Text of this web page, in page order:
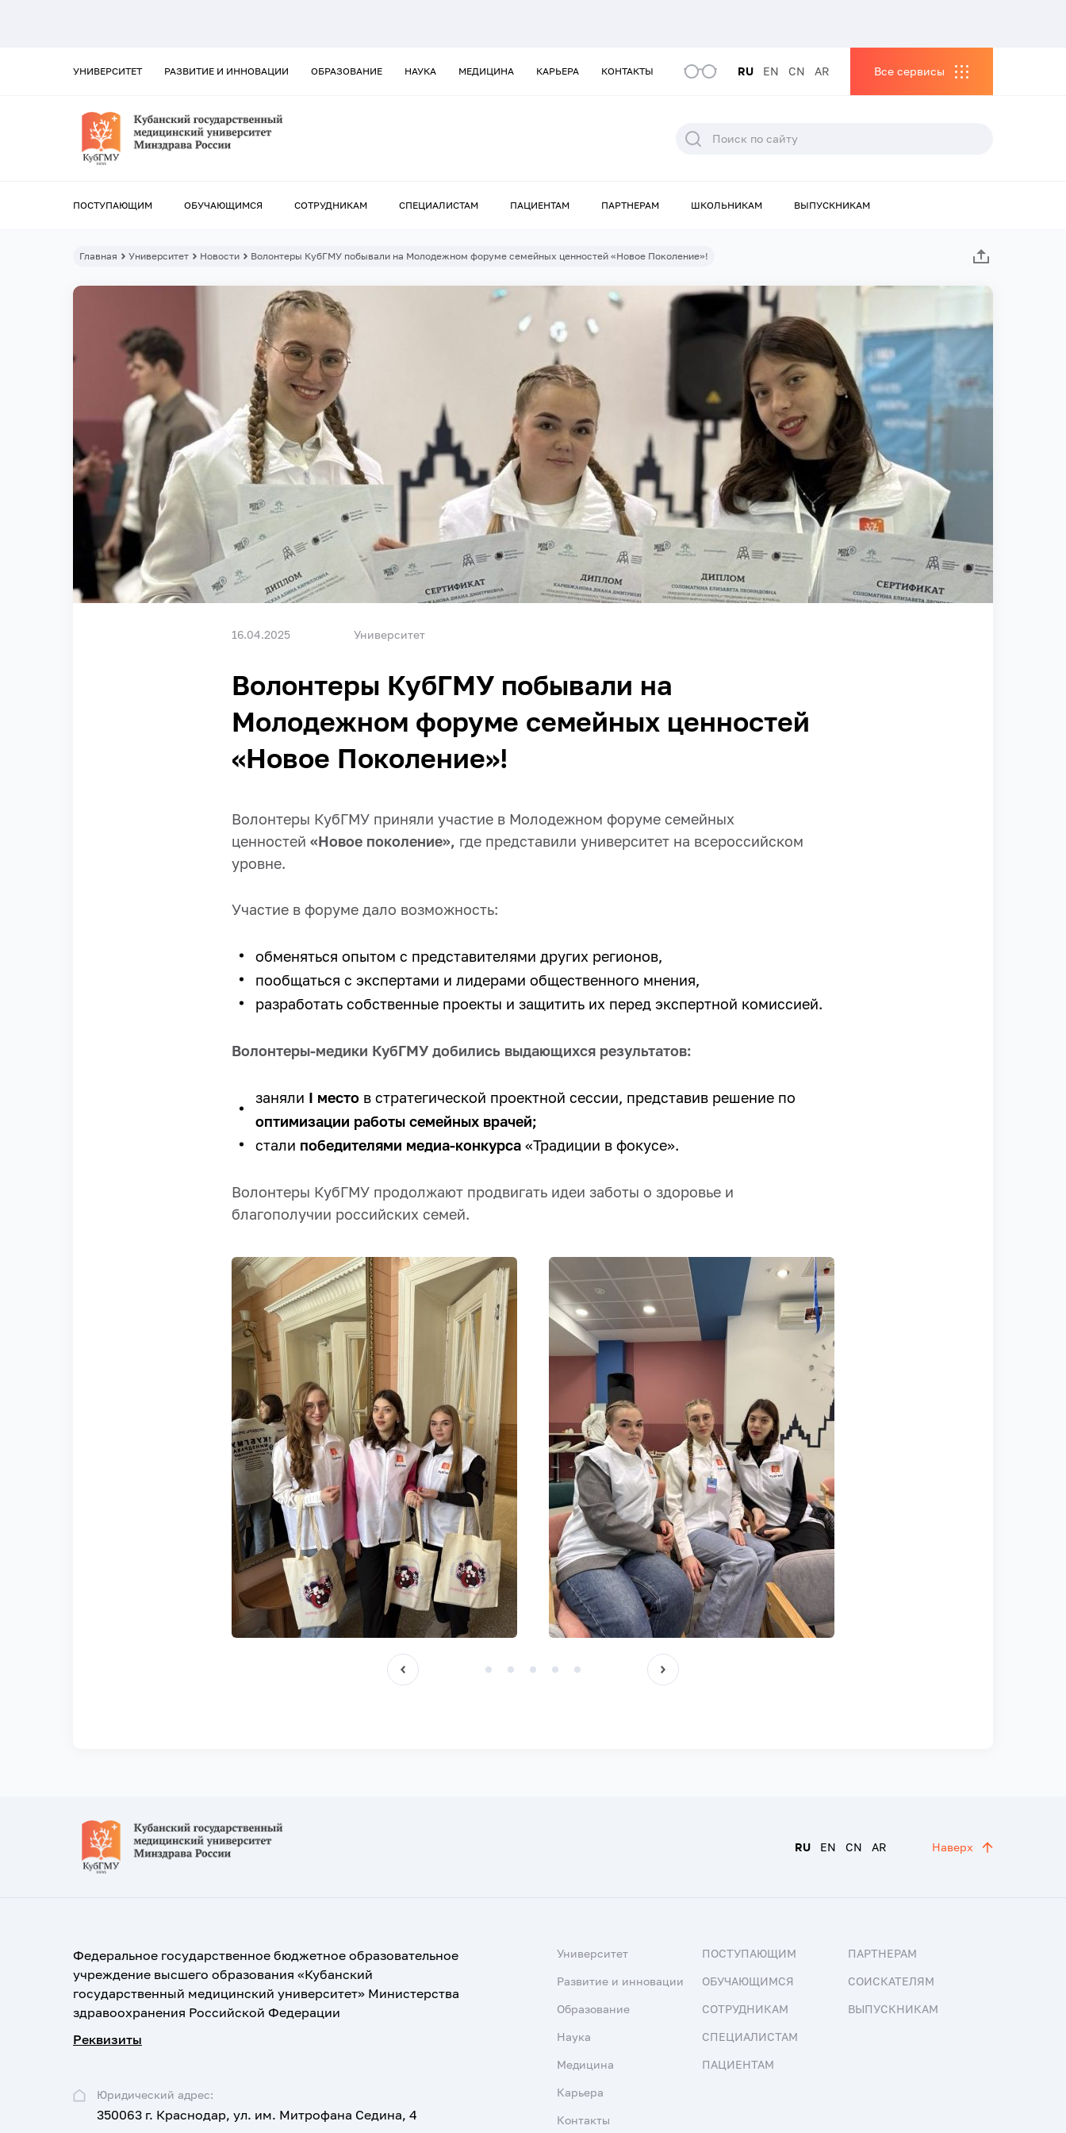
УНИВЕРСИТЕТ РАЗВИТИЕ И ИННОВАЦИИ ОБРАЗОВАНИЕ НАУКА МЕДИЦИНА КАРЬЕРА КОНТАКТЫ RU EN CN AR Все сервисы
ПОСТУПАЮЩИМ ОБУЧАЮЩИМСЯ СОТРУДНИКАМ СПЕЦИАЛИСТАМ ПАЦИЕНТАМ ПАРТНЕРАМ ШКОЛЬНИКАМ ВЫПУСКНИКАМ
Главная Университет Новости Волонтеры КубГМУ побывали на Молодежном форуме семейных ценностей «Новое Поколение»!
16.04.2025 Университет
Волонтеры КубГМУ побывали на
Молодежном форуме семейных ценностей
«Новое Поколение»!
Волонтеры КубГМУ приняли участие в Молодежном форуме семейных
ценностей «Новое поколение», где представили университет на всероссийском
уровне.
Участие в форуме дало возможность:
обменяться опытом с представителями других регионов,
пообщаться с экспертами и лидерами общественного мнения,
разработать собственные проекты и защитить их перед экспертной комиссией.
Волонтеры-медики КубГМУ добились выдающихся результатов:
заняли I место в стратегической проектной сессии, представив решение по
оптимизации работы семейных врачей;
стали победителями медиа-конкурса «Традиции в фокусе».
Волонтеры КубГМУ продолжают продвигать идеи заботы о здоровье и
благополучии российских семей.
RU EN CN AR Наверх
Федеральное государственное бюджетное образовательное
учреждение высшего образования «Кубанский
государственный медицинский университет» Министерства
здравоохранения Российской Федерации
Реквизиты
Юридический адрес:
350063 г. Краснодар, ул. им. Митрофана Седина, 4
Университет
Развитие и инновации
Образование
Наука
Медицина
Карьера
Контакты
ПОСТУПАЮЩИМ
ОБУЧАЮЩИМСЯ
СОТРУДНИКАМ
СПЕЦИАЛИСТАМ
ПАЦИЕНТАМ
ПАРТНЕРАМ
СОИСКАТЕЛЯМ
ВЫПУСКНИКАМ